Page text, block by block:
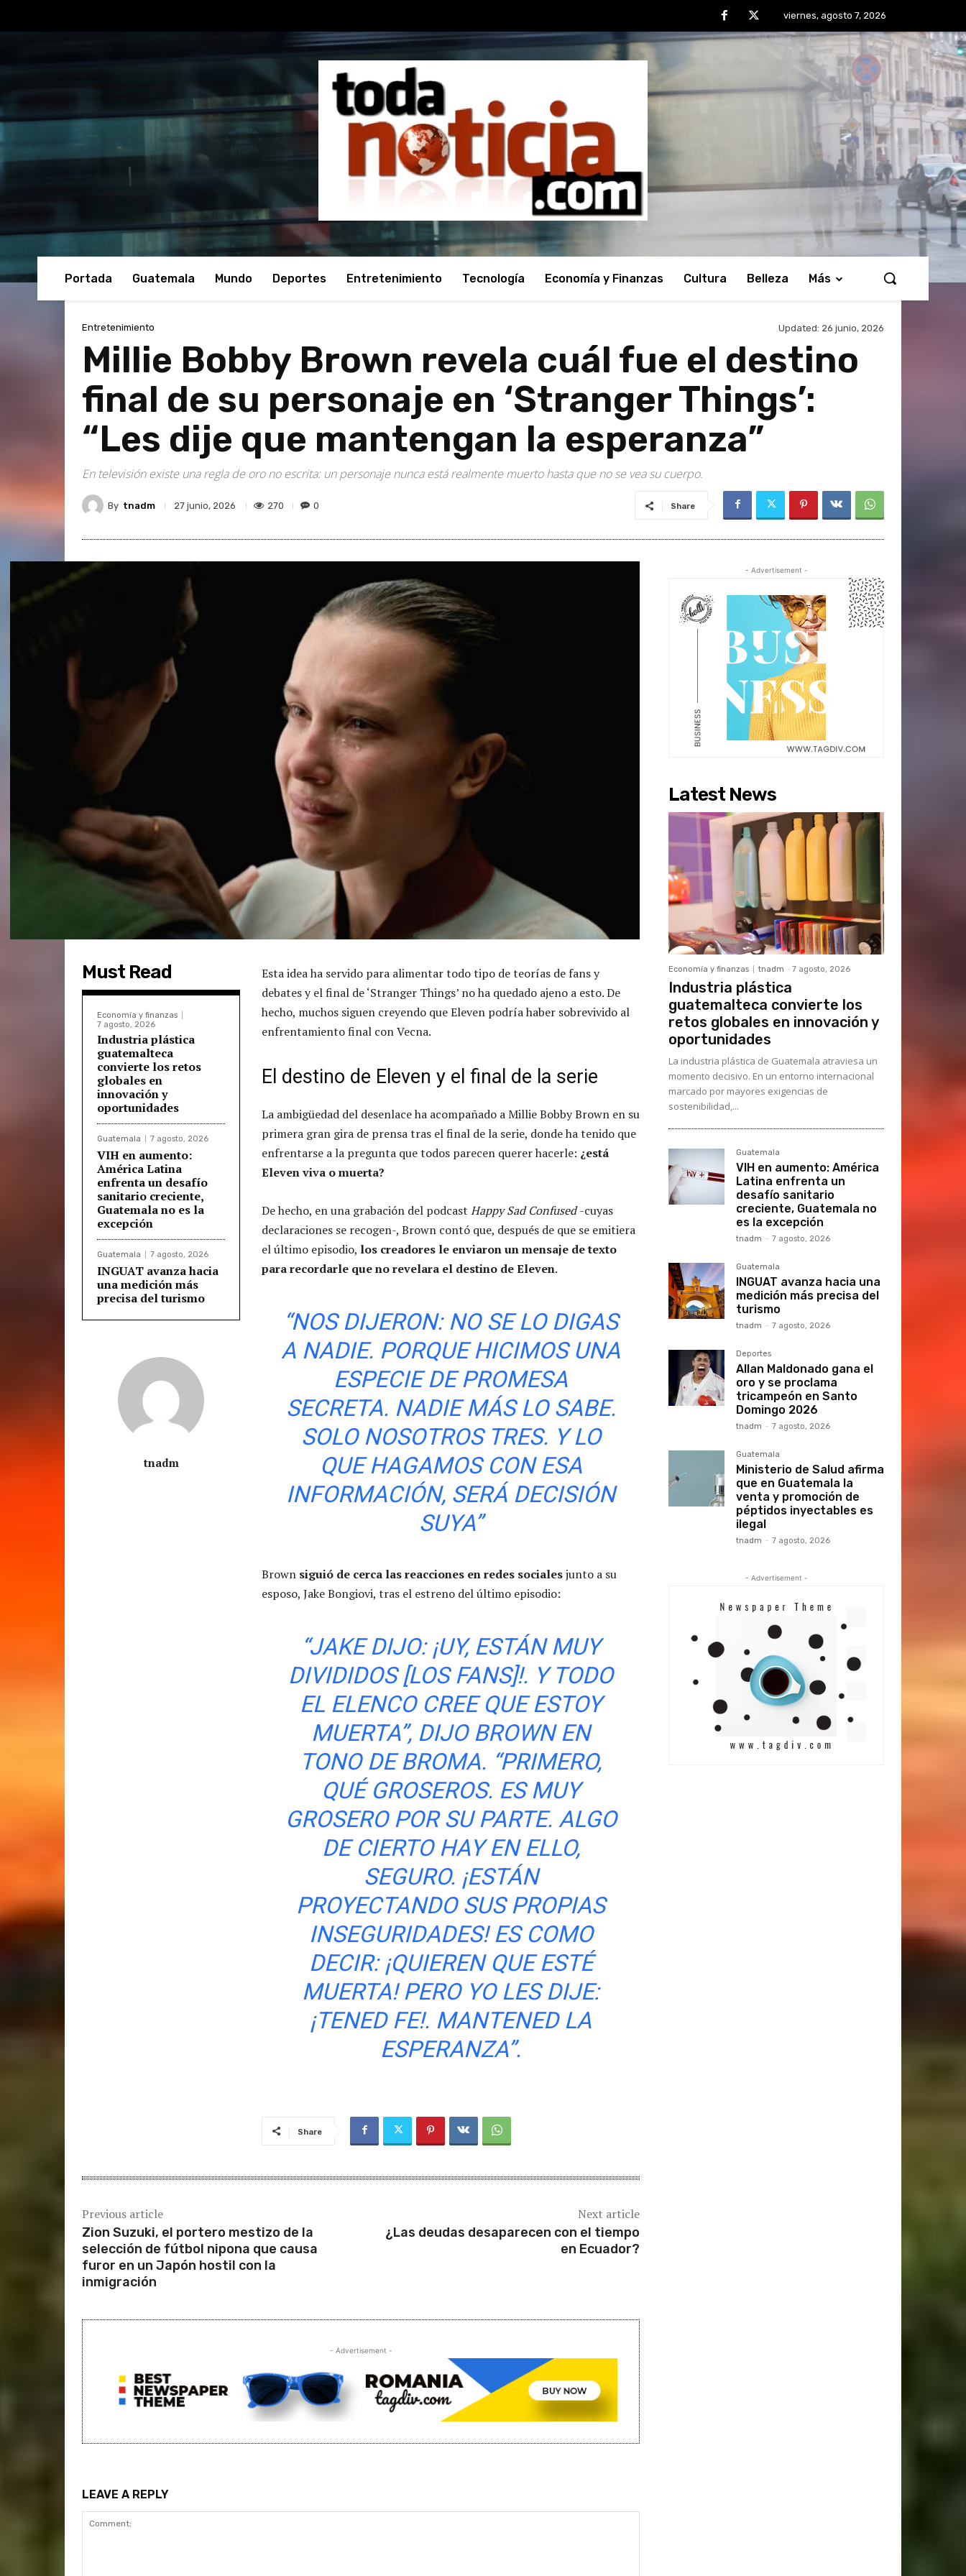
viernes, agosto 7, 2026
Portada Guatemala Mundo Deportes Entretenimiento Tecnología Economía y Finanzas Cultura Belleza Más
Entretenimiento Updated: 26 junio, 2026
Millie Bobby Brown revela cuál fue el destino
final de su personaje en ‘Stranger Things’:
“Les dije que mantengan la esperanza”
En televisión existe una regla de oro no escrita: un personaje nunca está realmente muerto hasta que no se vea su cuerpo.
By tnadm 27 junio, 2026 270 0 Share
Must Read
Economía y finanzas
7 agosto, 2026
Industria plástica
guatemalteca
convierte los retos
globales en
innovación y
oportunidades
Guatemala 7 agosto, 2026
VIH en aumento:
América Latina
enfrenta un desafío
sanitario creciente,
Guatemala no es la
excepción
Guatemala 7 agosto, 2026
INGUAT avanza hacia
una medición más
precisa del turismo
tnadm
Esta idea ha servido para alimentar todo tipo de teorías de fans y
debates y el final de ‘Stranger Things’ no ha quedado ajeno a esto. De
hecho, muchos siguen creyendo que Eleven podría haber sobrevivido al
enfrentamiento final con Vecna.
El destino de Eleven y el final de la serie
La ambigüedad del desenlace ha acompañado a Millie Bobby Brown en su
primera gran gira de prensa tras el final de la serie, donde ha tenido que
enfrentarse a la pregunta que todos parecen querer hacerle: ¿está
Eleven viva o muerta?
De hecho, en una grabación del podcast Happy Sad Confused-cuyas
declaraciones se recogen-, Brown contó que, después de que se emitiera
el último episodio, los creadores le enviaron un mensaje de texto
para recordarle que no revelara el destino de Eleven.
“NOS DIJERON: NO SE LO DIGAS
A NADIE. PORQUE HICIMOS UNA
ESPECIE DE PROMESA
SECRETA. NADIE MÁS LO SABE.
SOLO NOSOTROS TRES. Y LO
QUE HAGAMOS CON ESA
INFORMACIÓN, SERÁ DECISIÓN
SUYA”
Brown siguió de cerca las reacciones en redes socialesjunto a su
esposo, Jake Bongiovi, tras el estreno del último episodio:
“JAKE DIJO: ¡UY, ESTÁN MUY
DIVIDIDOS [LOS FANS]!. Y TODO
EL ELENCO CREE QUE ESTOY
MUERTA”, DIJO BROWN EN
TONO DE BROMA. “PRIMERO,
QUÉ GROSEROS. ES MUY
GROSERO POR SU PARTE. ALGO
DE CIERTO HAY EN ELLO,
SEGURO. ¡ESTÁN
PROYECTANDO SUS PROPIAS
INSEGURIDADES! ES COMO
DECIR: ¡QUIEREN QUE ESTÉ
MUERTA! PERO YO LES DIJE:
¡TENED FE!. MANTENED LA
ESPERANZA”.
Share
Previous article
Zion Suzuki, el portero mestizo de la
selección de fútbol nipona que causa
furor en un Japón hostil con la
inmigración
Next article
¿Las deudas desaparecen con el tiempo
en Ecuador?
- Advertisement -
LEAVE A REPLY
- Advertisement -
Latest News
Economía y finanzas tnadm - 7 agosto, 2026
Industria plástica
guatemalteca convierte los
retos globales en innovación y
oportunidades
La industria plástica de Guatemala atraviesa un
momento decisivo. En un entorno internacional
marcado por mayores exigencias de
sostenibilidad,...
Guatemala
VIH en aumento: América
Latina enfrenta un
desafío sanitario
creciente, Guatemala no
es la excepción
tnadm - 7 agosto, 2026
Guatemala
INGUAT avanza hacia una
medición más precisa del
turismo
tnadm - 7 agosto, 2026
Deportes
Allan Maldonado gana el
oro y se proclama
tricampeón en Santo
Domingo 2026
tnadm - 7 agosto, 2026
Guatemala
Ministerio de Salud afirma
que en Guatemala la
venta y promoción de
péptidos inyectables es
ilegal
tnadm - 7 agosto, 2026
- Advertisement -